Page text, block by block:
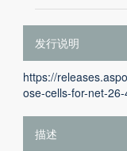
发行说明
https://
ose-cells-for-net-
描述